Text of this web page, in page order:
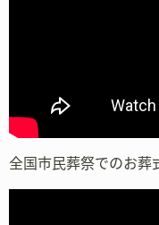
全国市民葬祭でのお葬